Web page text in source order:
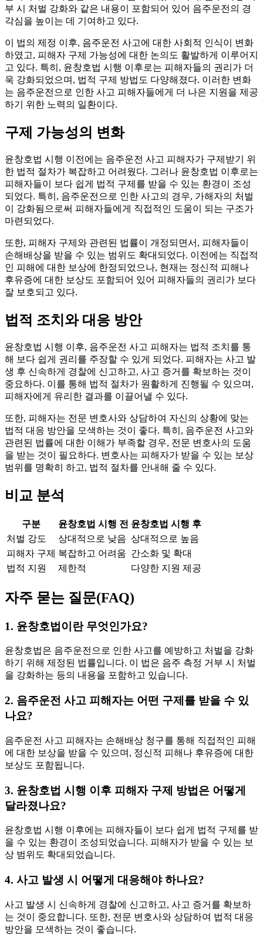
부 시 처벌 강화와 같은 내용이 포함되어 있어 음주운전의 경
각심을 높이는 데 기여하고 있다.
이 법의 제정 이후, 음주운전 사고에 대한 사회적 인식이 변화
하였고, 피해자 구제 가능성에 대한 논의도 활발하게 이루어지
고 있다. 특히, 윤창호법 시행 이후로는 피해자들의 권리가 더
욱 강화되었으며, 법적 구제 방법도 다양해졌다. 이러한 변화
는 음주운전으로 인한 사고 피해자들에게 더 나은 지원을 제공
하기 위한 노력의 일환이다.
구제 가능성의 변화
윤창호법 시행 이전에는 음주운전 사고 피해자가 구제받기 위
한 법적 절차가 복잡하고 어려웠다. 그러나 윤창호법 이후로는
피해자들이 보다 쉽게 법적 구제를 받을 수 있는 환경이 조성
되었다. 특히, 음주운전으로 인한 사고의 경우, 가해자의 처벌
이 강화됨으로써 피해자들에게 직접적인 도움이 되는 구조가
마련되었다.
또한, 피해자 구제와 관련된 법률이 개정되면서, 피해자들이
손해배상을 받을 수 있는 범위도 확대되었다. 이전에는 직접적
인 피해에 대한 보상에 한정되었으나, 현재는 정신적 피해나
후유증에 대한 보상도 포함되어 있어 피해자들의 권리가 보다
잘 보호되고 있다.
법적 조치와 대응 방안
윤창호법 시행 이후, 음주운전 사고 피해자는 법적 조치를 통
해 보다 쉽게 권리를 주장할 수 있게 되었다. 피해자는 사고 발
생 후 신속하게 경찰에 신고하고, 사고 증거를 확보하는 것이
중요하다. 이를 통해 법적 절차가 원활하게 진행될 수 있으며,
피해자에게 유리한 결과를 이끌어낼 수 있다.
또한, 피해자는 전문 변호사와 상담하여 자신의 상황에 맞는
법적 대응 방안을 모색하는 것이 좋다. 특히, 음주운전 사고와
관련된 법률에 대한 이해가 부족할 경우, 전문 변호사의 도움
을 받는 것이 필요하다. 변호사는 피해자가 받을 수 있는 보상
범위를 명확히 하고, 법적 절차를 안내해 줄 수 있다.
비교 분석
구분 윤창호법 시행 전 윤창호법 시행 후
처벌 강도
상대적으로 낮음 상대적으로 높음
피해자 구제 복잡하고 어려움 간소화 및 확대
법적 지원
제한적 다양한 지원 제공
자주 묻는 질문(FAQ)
1. 윤창호법이란 무엇인가요?
윤창호법은 음주운전으로 인한 사고를 예방하고 처벌을 강화
하기 위해 제정된 법률입니다. 이 법은 음주 측정 거부 시 처벌
을 강화하는 등의 내용을 포함하고 있습니다.
2. 음주운전 사고 피해자는 어떤 구제를 받을 수 있
나요?
음주운전 사고 피해자는 손해배상 청구를 통해 직접적인 피해
에 대한 보상을 받을 수 있으며, 정신적 피해나 후유증에 대한
보상도 포함됩니다.
3. 윤창호법 시행 이후 피해자 구제 방법은 어떻게
달라졌나요?
윤창호법 시행 이후에는 피해자들이 보다 쉽게 법적 구제를 받
을 수 있는 환경이 조성되었습니다. 피해자가 받을 수 있는 보
상 범위도 확대되었습니다.
4. 사고 발생 시 어떻게 대응해야 하나요?
사고 발생 시 신속하게 경찰에 신고하고, 사고 증거를 확보하
는 것이 중요합니다. 또한, 전문 변호사와 상담하여 법적 대응
방안을 모색하는 것이 좋습니다.